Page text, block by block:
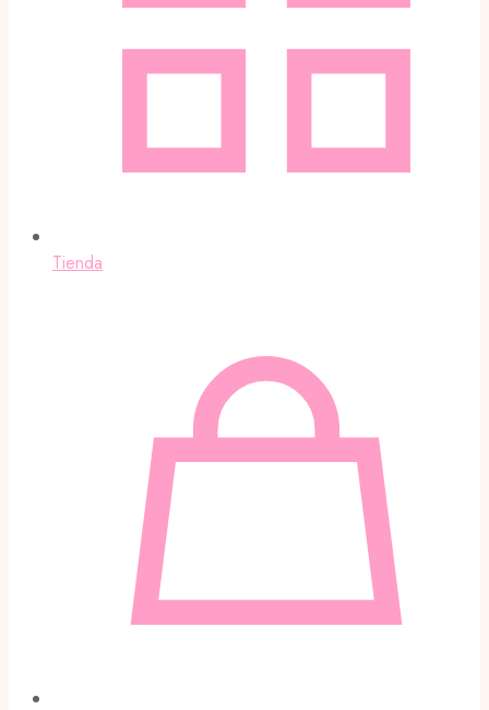
Tienda